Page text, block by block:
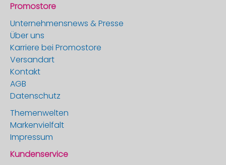
Promostore
Unternehmensnews & Presse
Über uns
Karriere bei Promostore
Versandart
Kontakt
AGB
Datenschutz
Themenwelten
Markenvielfalt
Impressum
Kundenservice